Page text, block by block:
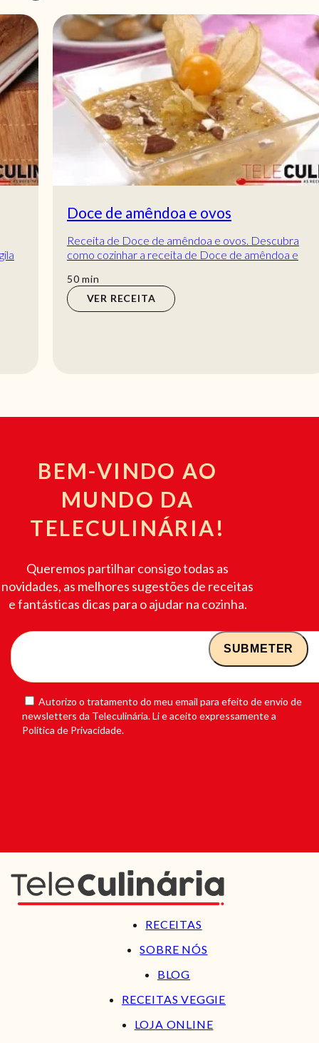
Doce de amêndoa e ovos
Receita de Doce de amêndoa e ovos. Descubra
como cozinhar a receita de Doce de amêndoa e
Teleculin...
min
VER RECEITA
BEM-VINDO AO
MUNDO DA
TELECULINÁRIA!
Queremos partilhar consigo todas as
novidades, as melhores sugestões de receitas
e fantásticas dicas para o ajudar na cozinha.
Autorizo o tratamento do meu email para efeito de envio de
newsletters da Teleculinária. Li e aceito expressamente a
Política de Privacidade.
RECEITAS
SOBRE NÓS
BLOG
RECEITAS VEGGIE
LOJA ONLINE